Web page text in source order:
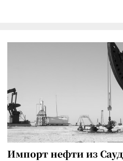
Импорт нефти из